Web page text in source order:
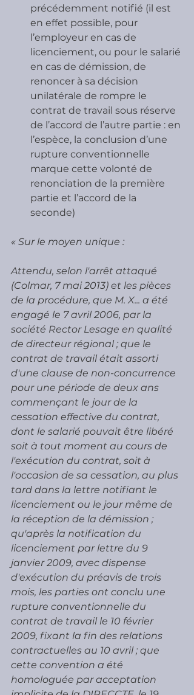
précédemment notifié (il est
en effet possible, pour
l’employeur en cas de
licenciement, ou pour le salarié
en cas de démission, de
renoncer à sa décision
unilatérale de rompre le
contrat de travail sous réserve
de l’accord de l’autre partie : en
l’espèce, la conclusion d’une
rupture conventionnelle
marque cette volonté de
renonciation de la première
partie et l’accord de la
seconde)
« Sur le moyen unique :
Attendu, selon l'arrêt attaqué
(Colmar, 7 mai 2013) et les pièces
de la procédure, que M. X... a été
engagé le 7 avril 2006, par la
société Rector Lesage en qualité
de directeur régional ; que le
contrat de travail était assorti
d'une clause de non-concurrence
pour une période de deux ans
commençant le jour de la
cessation effective du contrat,
dont le salarié pouvait être libéré
soit à tout moment au cours de
l'exécution du contrat, soit à
l'occasion de sa cessation, au plus
tard dans la lettre notifiant le
licenciement ou le jour même de
la réception de la démission ;
qu'après la notification du
licenciement par lettre du 9
janvier 2009, avec dispense
d'exécution du préavis de trois
mois, les parties ont conclu une
rupture conventionnelle du
contrat de travail le 10 février
2009, fixant la fin des relations
contractuelles au 10 avril ; que
cette convention a été
homologuée par acceptation